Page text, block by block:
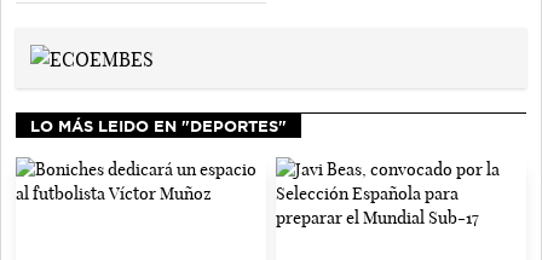
LO MÁS LEIDO EN "DEPORTES"